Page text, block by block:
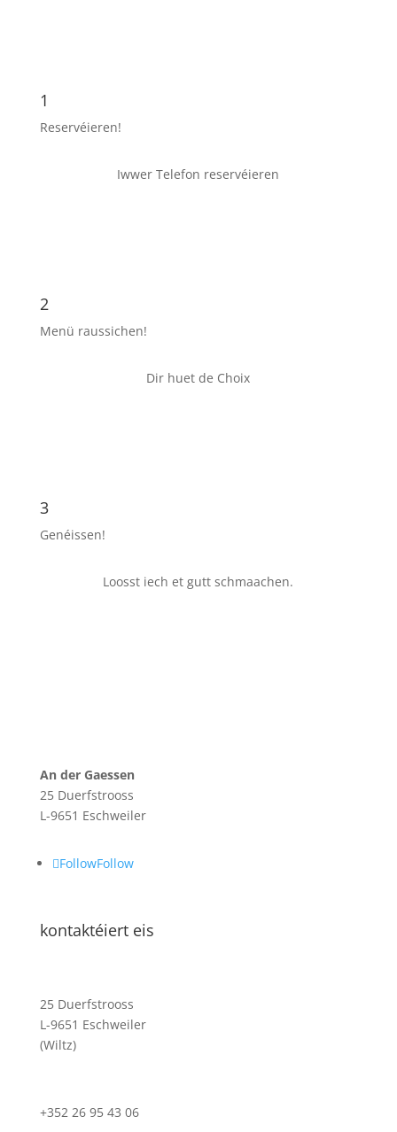
1
Reservéieren!
Iwwer Telefon reservéieren
2
Menü raussichen!
Dir huet de Choix
3
Genéissen!
Loosst iech et gutt schmaachen.
An der Gaessen
25 Duerfstrooss
L-9651 Eschweiler
FollowFollow
kontaktéiert eis
25 Duerfstrooss
L-9651 Eschweiler
(Wiltz)
+352 26 95 43 06